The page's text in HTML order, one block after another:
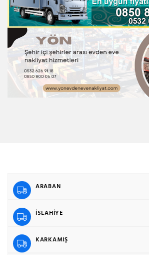
ARABAN
İSLAHİYE
KARKAMIŞ